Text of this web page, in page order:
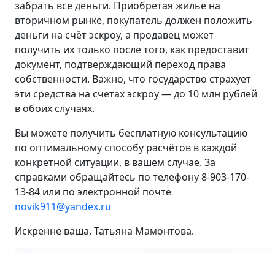
забрать все деньги. Приобретая жильё на
вторичном рынке, покупатель должен положить
деньги на счёт эскроу, а продавец может
получить их только после того, как предоставит
документ, подтверждающий переход права
собственности. Важно, что государство страхует
эти средства на счетах эскроу — до 10 млн рублей
в обоих случаях.
Вы можете получить бесплатную консультацию
по оптимальному способу расчётов в каждой
конкретной ситуации, в вашем случае. За
справками обращайтесь по телефону 8-903-170-
13-84 или по электронной почте
novik911@yandex.ru
Искренне ваша, Татьяна Мамонтова.